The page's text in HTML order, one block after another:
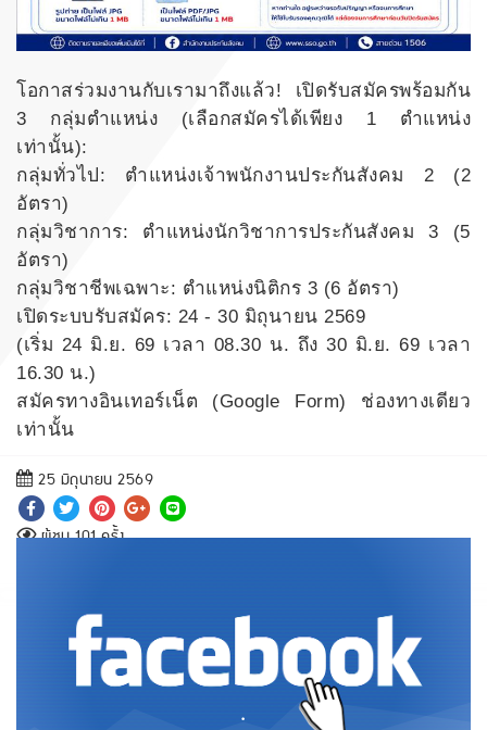
โอกาสร่วมงานกับเรามาถึงแล้ว! เปิดรับสมัครพร้อมกัน
3 กลุ่มตำแหน่ง (เลือกสมัครได้เพียง 1 ตำแหน่ง
เท่านั้น):
กลุ่มทั่วไป: ตำแหน่งเจ้าพนักงานประกันสังคม 2 (2
อัตรา)
กลุ่มวิชาการ: ตำแหน่งนักวิชาการประกันสังคม 3 (5
อัตรา)
กลุ่มวิชาชีพเฉพาะ: ตำแหน่งนิติกร 3 (6 อัตรา)
เปิดระบบรับสมัคร: 24 - 30 มิถุนายน 2569
(เริ่ม 24 มิ.ย. 69 เวลา 08.30 น. ถึง 30 มิ.ย. 69 เวลา
16.30 น.)
สมัครทางอินเทอร์เน็ต (Google Form) ช่องทางเดียว
เท่านั้น
25 มิถุนายน 2569
ผู้ชม 101 ครั้ง
.